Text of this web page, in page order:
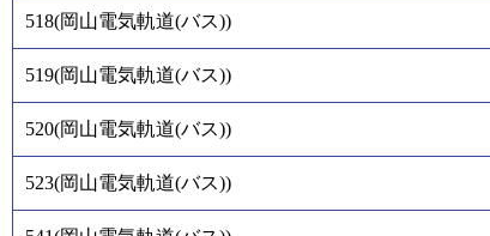
518(岡山電気軌道(バス))
519(岡山電気軌道(バス))
520(岡山電気軌道(バス))
523(岡山電気軌道(バス))